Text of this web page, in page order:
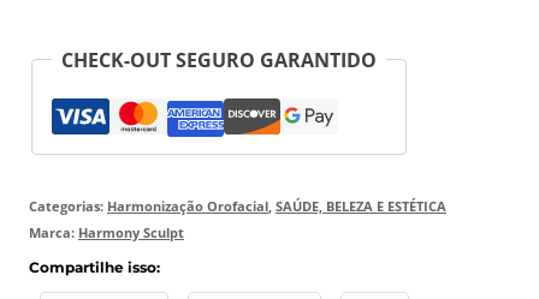
CHECK-OUT SEGURO GARANTIDO
Categorias: Harmonização Orofacial SAÚDE, BELEZA E ESTÉTICA
Marca: Harmony Sculpt
Compartilhe isso: